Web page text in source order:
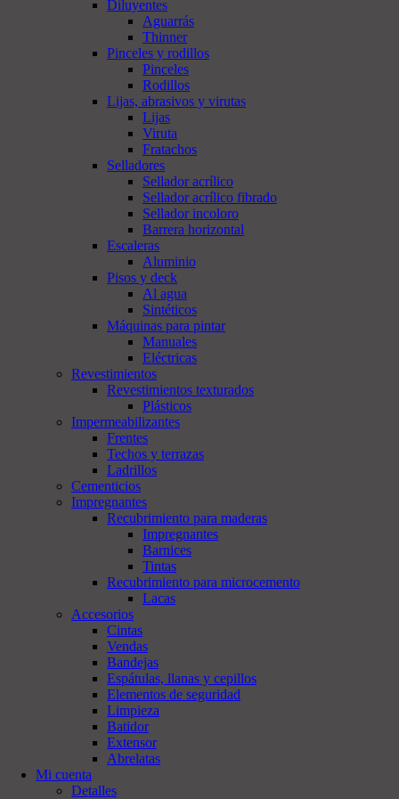
Diluyentes
Aguarrás
Thinner
Pinceles y rodillos
Pinceles
Rodillos
Lijas, abrasivos y virutas
Lijas
Viruta
Fratachos
Selladores
Sellador acrílico
Sellador acrílico fibrado
Sellador incoloro
Barrera horizontal
Escaleras
Aluminio
Pisos y deck
Al agua
Sintéticos
Máquinas para pintar
Manuales
Eléctricas
Revestimientos
Revestimientos texturados
Plásticos
Impermeabilizantes
Frentes
Techos y terrazas
Ladrillos
Cementicios
Impregnantes
Recubrimiento para maderas
Impregnantes
Barnices
Tintas
Recubrimiento para microcemento
Lacas
Accesorios
Cintas
Vendas
Bandejas
Espátulas, llanas y cepillos
Elementos de seguridad
Limpieza
Batidor
Extensor
Abrelatas
Mi cuenta
Detalles